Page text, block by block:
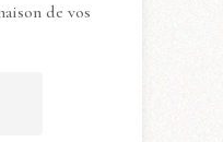
de vos